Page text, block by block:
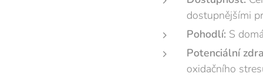
dostupnějšími
Pohodlí: S
Potenciální
oxidačního